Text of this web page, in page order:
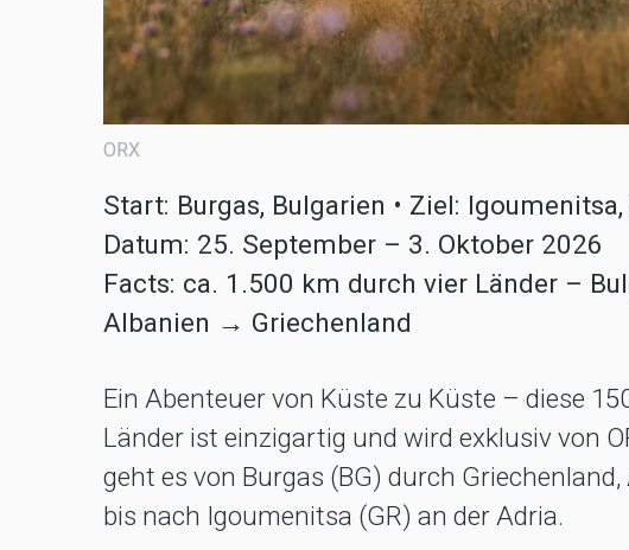
ORX
Start: Burgas, Bulgarien • Ziel:
Datum: 25. September – 3. Oktober 2026
Facts: ca. 1.500 km durch vier Länder –
Albanien → Griechenland
Ein Abenteuer von Küste zu Küste – diese
Länder ist einzigartig und wird exklusiv von
geht es von Burgas (BG) durch
bis nach Igoumenitsa (GR) an der Adria.